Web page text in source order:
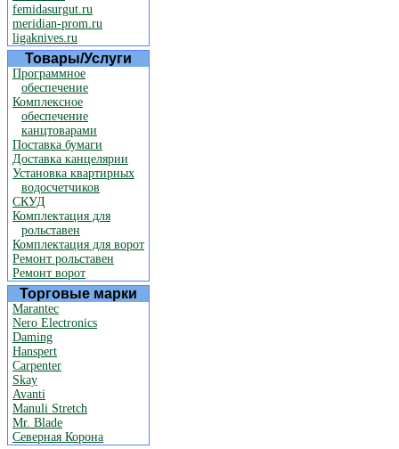
femidasurgut.ru
meridian-prom.ru
ligaknives.ru
Товары/Услуги
Программное
обеспечение
Комплексное
обеспечение
канцтоварами
Поставка бумаги
Доставка канцелярии
Установка квартирных
водосчетчиков
СКУД
Комплектация для
рольставен
Комплектация для ворот
Ремонт рольставен
Ремонт ворот
Торговые марки
Marantec
Nero Electronics
Daming
Hanspert
Carpenter
Skay
Avanti
Manuli Stretch
Mr. Blade
Северная Корона